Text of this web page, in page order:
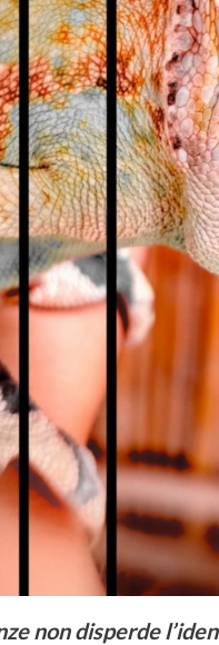
non disperde